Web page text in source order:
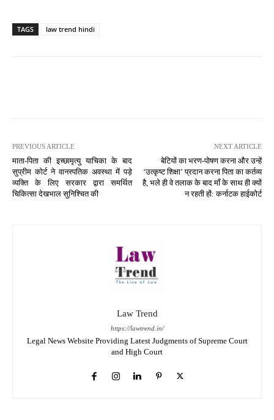
TAGS law trend hindi
PREVIOUS ARTICLE
माता-पिता की इच्छामृत्यु याचिका के बाद
सुप्रीम कोर्ट ने वानस्पतिक अवस्था में पड़े
व्यक्ति के लिए सरकार द्वारा समर्थित
चिकित्सा देखभाल सुनिश्चित की
NEXT ARTICLE
बेटियों का भरण-पोषण करना और उन्हें
‘उत्कृष्ट शिक्षा’ प्रदान करना पिता का कर्तव्य
है, भले ही वे तलाक के बाद माँ के साथ ही क्यों
न रहती हों: कर्नाटक हाईकोर्ट
Law Trend
https://lawtrend.in/
Legal News Website Providing Latest Judgments of Supreme Court
and High Court